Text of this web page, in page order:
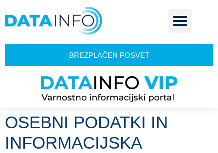
BREZPLAČEN POSVET
OSEBNI PODATKI IN
INFORMACIJSKA